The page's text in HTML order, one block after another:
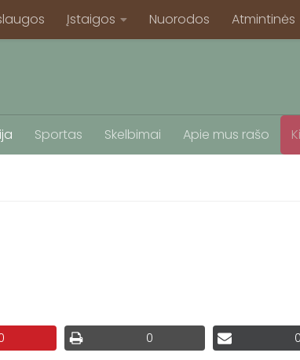
Įstaigos Nuorodos Atmintinės
Sportas Skelbimai Apie mus rašo
0